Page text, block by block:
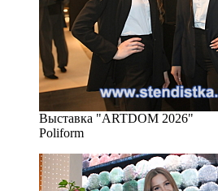
Выставка "ARTDOM 2026"
Poliform